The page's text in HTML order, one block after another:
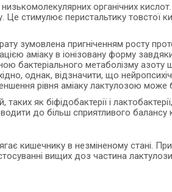
органічних
стимулює перистальтику товстої
зумовлена пригніченням росту
аміаку в іонізовану форму
метаболізму азоту
однак, відзначити, що
рівня аміаку лактулозою може
як біфідобактерії і
до більш сприятливого
кишечнику в незміненому стані. При
вищих доз частина